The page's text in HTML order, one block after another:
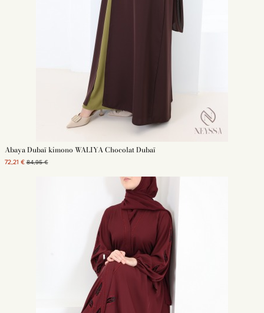
Abaya Dubaï kimono WALIYA Chocolat Dubaï
72,21 €84,95 €